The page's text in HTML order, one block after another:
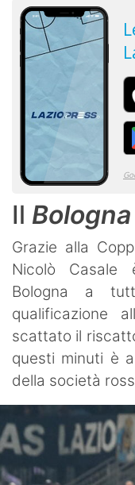
Il Bologna
Grazie alla
Nicolò
Bologna a
qualificazione
scattato il
questi minuti è
della società